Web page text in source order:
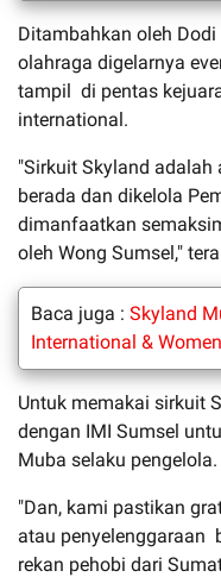
Ditambahkan oleh
olahraga digelarnya
tampil di pentas
international.
"Sirkuit Skyland adalah
berada dan dikelola
dimanfaatkan
oleh Wong Sumsel,"
Baca juga : Skyland
International &
Untuk memakai sirkuit
dengan IMI Sumsel
Muba selaku pengelola.
"Dan, kami pastikan
atau penyelenggaraan
rekan pehobi dari